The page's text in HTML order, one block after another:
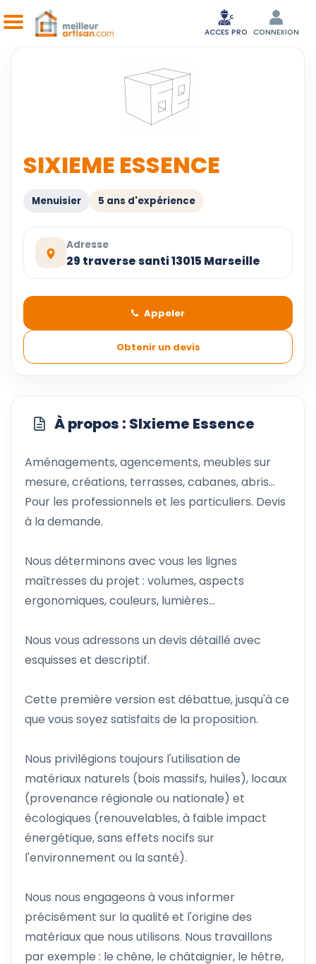
ACCES PRO CONNEXION
SIXIEME ESSENCE
Menuisier 5 ans d'expérience
Adresse
29 traverse santi 13015 Marseille
Appeler
Obtenir un devis
À propos : SIxieme Essence
Aménagements, agencements, meubles sur
mesure, créations, terrasses, cabanes, abris...
Pour les professionnels et les particuliers. Devis
à la demande.
Nous déterminons avec vous les lignes
maîtresses du projet : volumes, aspects
ergonomiques, couleurs, lumières...
Nous vous adressons un devis détaillé avec
esquisses et descriptif.
Cette première version est débattue, jusqu'à ce
que vous soyez satisfaits de la proposition.
Nous privilégions toujours l'utilisation de
matériaux naturels (bois massifs, huiles), locaux
(provenance régionale ou nationale) et
écologiques (renouvelables, à faible impact
énergétique, sans effets nocifs sur
l'environnement ou la santé).
Nous nous engageons à vous informer
précisément sur la qualité et l'origine des
matériaux que nous utilisons. Nous travaillons
par exemple : le chêne, le châtaignier, le hêtre,